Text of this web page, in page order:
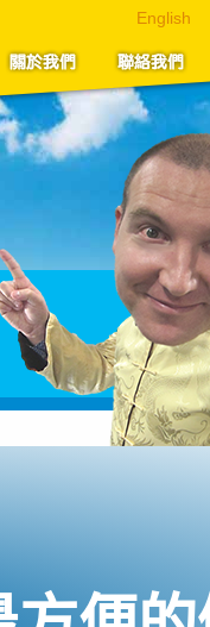
English